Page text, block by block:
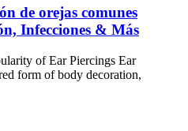
de orejas comunes
Infecciones & Más
of Ear Piercings Ear
form of body decoration,